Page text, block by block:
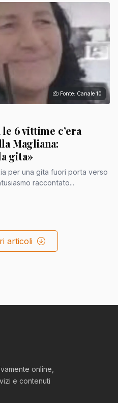
Fonte: Canale 10
6 vittime c’era
Magliana:
gita»
raccontato...
articoli
online,
e contenuti